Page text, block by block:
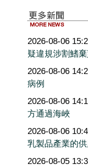
2026-08-06
疑違規涉割鰭
2026-08-06
病例
2026-08-06
方通過海峽
2026-08-06
乳製品產業的
2026-08-05